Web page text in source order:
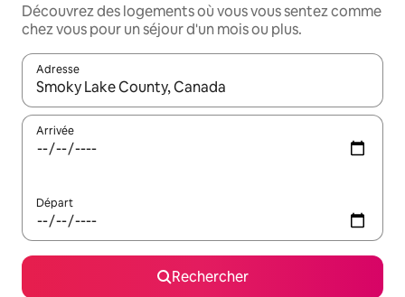
Découvrez des logements où vous vous sentez comme
chez vous pour un séjour d'un mois ou plus.
Adresse
Lorsque les résultats s'affichent, utilisez les flèches vers le
Arrivée
Départ
Rechercher